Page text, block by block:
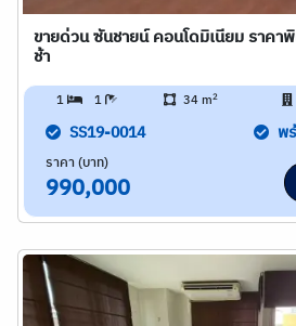
ขายด่วน ซันชายน์ คอนโดมิเนียม ราคา
ช้า
1 1 34 m2
SS19-0014 พ
ราคา (บาท)
990,000